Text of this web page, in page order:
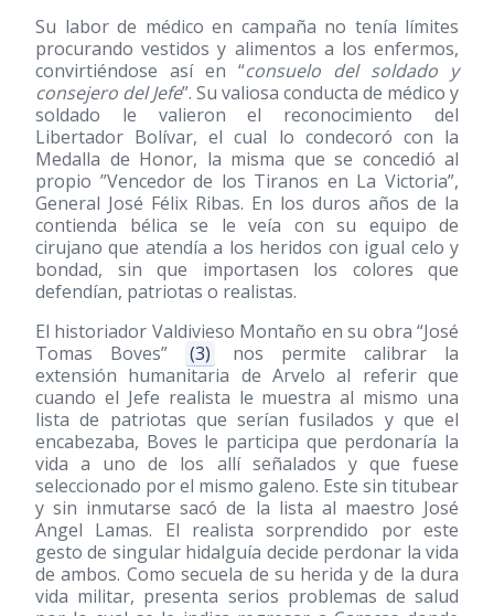
Su labor de médico en campaña no tenía límites
procurando vestidos y alimentos a los enfermos,
convirtiéndose así en “consuelo del soldado y
consejero del Jefe”. Su valiosa conducta de médico y
soldado le valieron el reconocimiento del
Libertador Bolívar, el cual lo condecoró con la
Medalla de Honor, la misma que se concedió al
propio ”Vencedor de los Tiranos en La Victoria”,
General José Félix Ribas. En los duros años de la
contienda bélica se le veía con su equipo de
cirujano que atendía a los heridos con igual celo y
bondad, sin que importasen los colores que
defendían, patriotas o realistas.
El historiador Valdivieso Montaño en su obra “José
Tomas Boves”
(3)
nos permite calibrar la
extensión humanitaria de Arvelo al referir que
cuando el Jefe realista le muestra al mismo una
lista de patriotas que serían fusilados y que el
encabezaba, Boves le participa que perdonaría la
vida a uno de los allí señalados y que fuese
seleccionado por el mismo galeno. Este sin titubear
y sin inmutarse sacó de la lista al maestro José
Angel Lamas. El realista sorprendido por este
gesto de singular hidalguía decide perdonar la vida
de ambos. Como secuela de su herida y de la dura
vida militar, presenta serios problemas de salud